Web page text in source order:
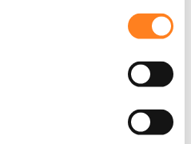
und Paul Atkins, CEO von
für seine marktfreundliche